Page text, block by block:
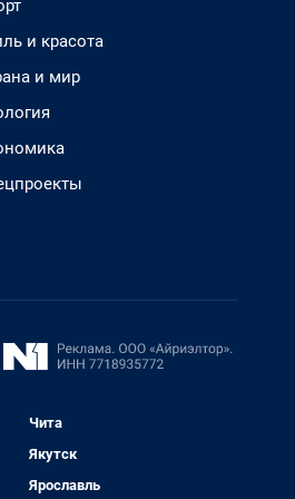
и красота
и мир
Чита
Якутск
Ярославль